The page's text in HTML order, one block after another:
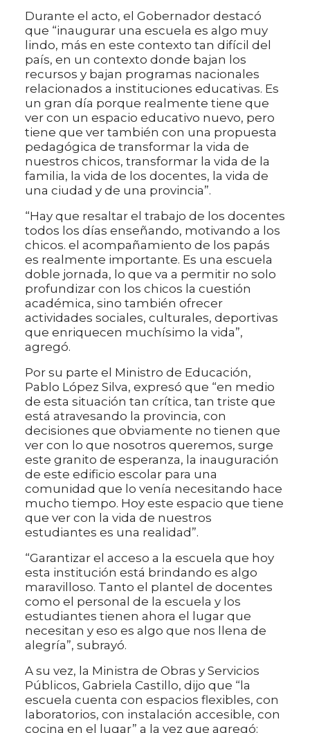
Durante el acto, el Gobernador destacó
que “inaugurar una escuela es algo muy
lindo, más en este contexto tan difícil del
país, en un contexto donde bajan los
recursos y bajan programas nacionales
relacionados a instituciones educativas. Es
un gran día porque realmente tiene que
ver con un espacio educativo nuevo, pero
tiene que ver también con una propuesta
pedagógica de transformar la vida de
nuestros chicos, transformar la vida de la
familia, la vida de los docentes, la vida de
una ciudad y de una provincia”.
“Hay que resaltar el trabajo de los docentes
todos los días enseñando, motivando a los
chicos. el acompañamiento de los papás
es realmente importante. Es una escuela
doble jornada, lo que va a permitir no solo
profundizar con los chicos la cuestión
académica, sino también ofrecer
actividades sociales, culturales, deportivas
que enriquecen muchísimo la vida”,
agregó.
Por su parte el Ministro de Educación,
Pablo López Silva, expresó que “en medio
de esta situación tan crítica, tan triste que
está atravesando la provincia, con
decisiones que obviamente no tienen que
ver con lo que nosotros queremos, surge
este granito de esperanza, la inauguración
de este edificio escolar para una
comunidad que lo venía necesitando hace
mucho tiempo. Hoy este espacio que tiene
que ver con la vida de nuestros
estudiantes es una realidad”.
“Garantizar el acceso a la escuela que hoy
esta institución está brindando es algo
maravilloso. Tanto el plantel de docentes
como el personal de la escuela y los
estudiantes tienen ahora el lugar que
necesitan y eso es algo que nos llena de
alegría”, subrayó.
A su vez, la Ministra de Obras y Servicios
Públicos, Gabriela Castillo, dijo que “la
escuela cuenta con espacios flexibles, con
laboratorios, con instalación accesible, con
cocina en el lugar” a la vez que agregó: